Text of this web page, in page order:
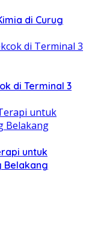
di Curug
di Terminal 3
untuk
Belakang